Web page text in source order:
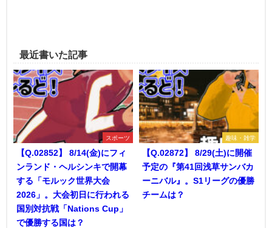
最近書いた記事
スポーツ
【Q.02852】 8/14(金)にフィ
ンランド・ヘルシンキで開幕
する「モルック世界大会
2026」。大会初日に行われる
国別対抗戦「Nations Cup」
で優勝する国は？
趣味・雑学
【Q.02872】 8/29(土)に開催
予定の『第41回浅草サンバカ
ーニバル』。S1リーグの優勝
チームは？